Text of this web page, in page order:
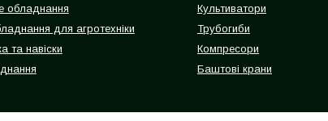
обладнання
для агротехніки
та навіски
Культиватори
Трубогиби
Компресори
Баштові крани